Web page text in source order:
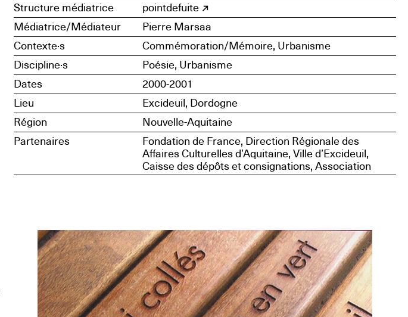
Structure médiatrice
pointdefuite
Médiatrice/Médiateur
Pierre Marsaa
Contexte·s
Commémoration/Mémoire, Urbanisme
Discipline·s
Poésie, Urbanisme
Dates
2000-2001
Lieu
Excideuil, Dordogne
Région
Nouvelle-Aquitaine
Partenaires
Fondation de France, Direction Régionale des
Affaires Culturelles d’Aquitaine, Ville d’Excideuil,
Caisse des dépôts et consignations, Association
Excit’œil